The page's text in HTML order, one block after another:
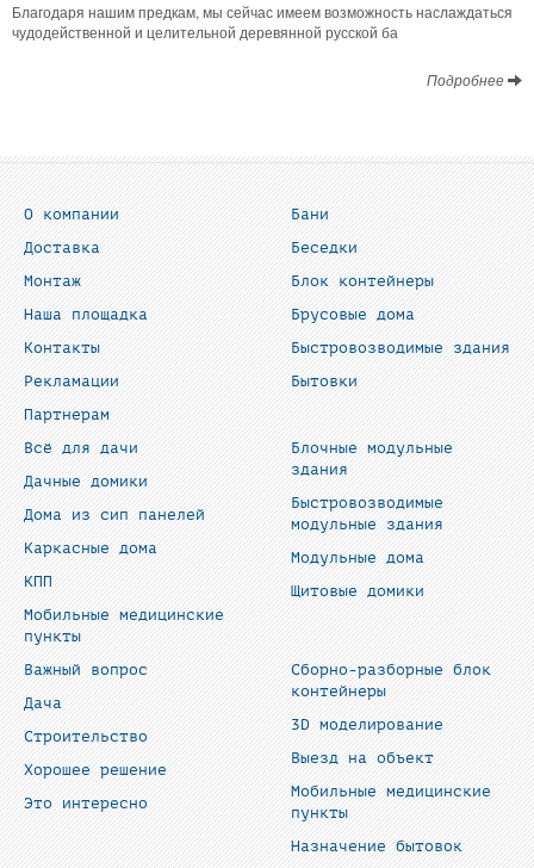
Благодаря нашим предкам, мы сейчас имеем возможность наслаждаться
чудодейственной и целительной деревянной русской ба
Подробнее
О компании
Доставка
Монтаж
Наша площадка
Контакты
Рекламации
Партнерам
Бани
Беседки
Блок контейнеры
Брусовые дома
Быстровозводимые здания
Бытовки
Всё для дачи
Дачные домики
Дома из сип панелей
Каркасные дома
КПП
Мобильные медицинские
пункты
Блочные модульные
здания
Быстровозводимые
модульные здания
Модульные дома
Щитовые домики
Важный вопрос
Дача
Строительство
Хорошее решение
Это интересно
Сборно-разборные блок
контейнеры
3D моделирование
Выезд на объект
Мобильные медицинские
пункты
Назначение бытовок